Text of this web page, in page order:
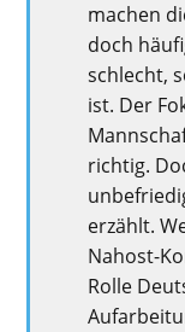
machen
doch
schlecht,
ist. Der
richtig.
erzählt.
Nahost-
Rolle